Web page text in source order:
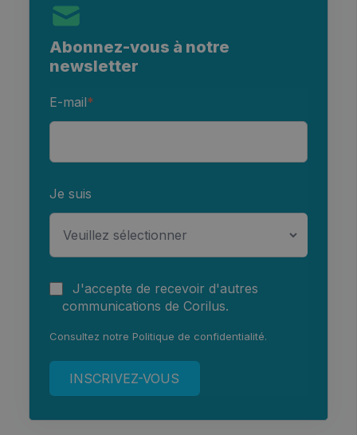
Abonnez-vous à notre
newsletter
E-mail*
Je suis
J'accepte de recevoir d'autres
communications de Corilus.
Consultez notre Politique de confidentialité.